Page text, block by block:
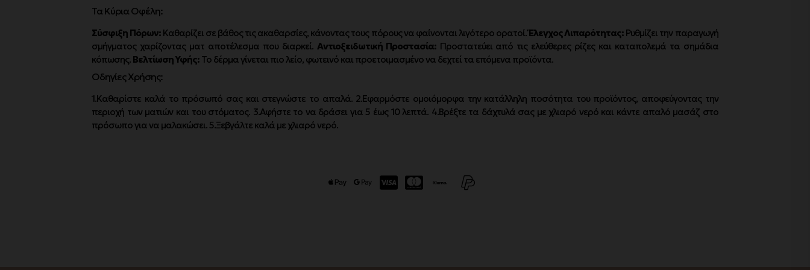
Τα Κύρια Οφέλη:
Σύσφιξη Πόρων:Καθαρίζει σε βάθος τις ακαθαρσίες, κάνοντας τους πόρους να φαίνονται λιγότερο ορατοί.Έλεγχος Λιπαρότητας: Ρυθμίζει την παραγωγή
σμήγματος χαρίζοντας ματ αποτέλεσμα που διαρκεί. Αντιοξειδωτική Προστασία:Προστατεύει από τις ελεύθερες ρίζες και καταπολεμά τα σημάδια
κόπωσης. Βελτίωση Υφής: Το δέρμα γίνεται πιο λείο, φωτεινό και προετοιμασμένο να δεχτεί τα επόμενα προϊόντα.
Οδηγίες Χρήσης:
1.Καθαρίστε καλά το πρόσωπό σας και στεγνώστε το απαλά. 2.Εφαρμόστε ομοιόμορφα την κατάλληλη ποσότητα του προϊόντος, αποφεύγοντας την
περιοχή των ματιών και του στόματος. 3.Αφήστε το να δράσει για 5 έως 10 λεπτά. 4.Βρέξτε τα δάχτυλά σας με χλιαρό νερό και κάντε απαλό μασάζ στο
πρόσωπο για να μαλακώσει. 5.Ξεβγάλτε καλά με χλιαρό νερό.